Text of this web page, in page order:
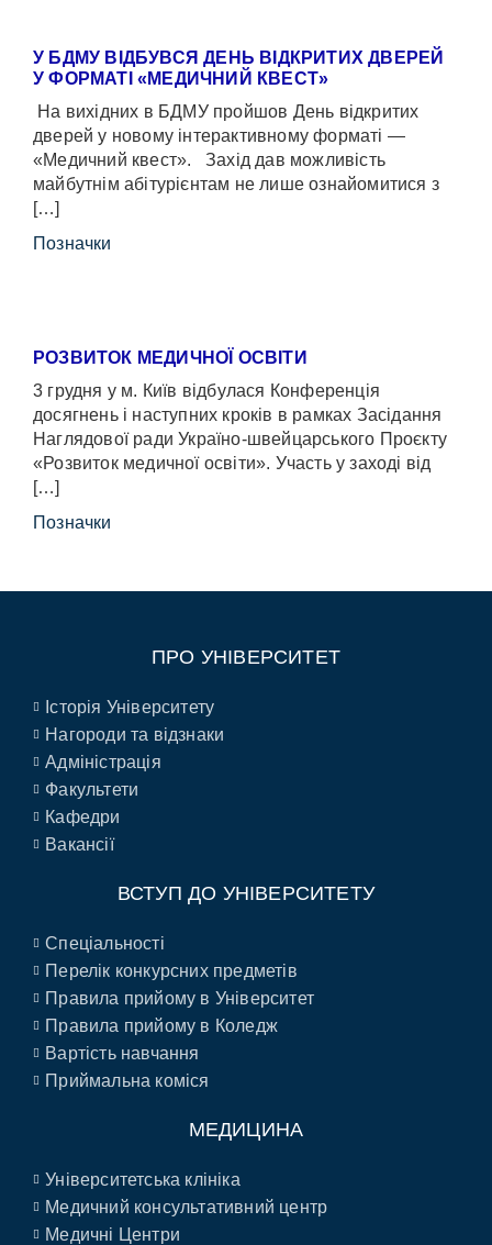
У БДМУ ВІДБУВСЯ ДЕНЬ ВІДКРИТИХ ДВЕРЕЙ
У ФОРМАТІ «МЕДИЧНИЙ КВЕСТ»
На вихідних в БДМУ пройшов День відкритих
дверей у новому інтерактивному форматі —
«Медичний квест». Захід дав можливість
майбутнім абітурієнтам не лише ознайомитися з
[…]
Позначки
РОЗВИТОК МЕДИЧНОЇ ОСВІТИ
3 грудня у м. Київ відбулася Конференція
досягнень і наступних кроків в рамках Засідання
Наглядової ради Україно-швейцарського Проєкту
«Розвиток медичної освіти». Участь у заході від
[…]
Позначки
ПРО УНІВЕРСИТЕТ
Історія Університету
Нагороди та відзнаки
Адміністрація
Факультети
Кафедри
Вакансії
ВСТУП ДО УНІВЕРСИТЕТУ
Спеціальності
Перелік конкурсних предметів
Правила прийому в Університет
Правила прийому в Коледж
Вартість навчання
Приймальна коміся
МЕДИЦИНА
Університетська клініка
Медичний консультативний центр
Медичні Центри